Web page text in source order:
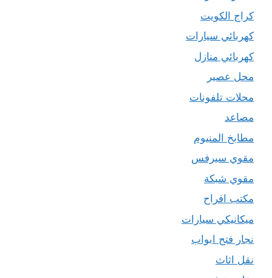
كراج الكويت
كهربائي سيارات
كهربائي منازل
محل عصير
محلات تلفونات
مصاعد
مطابخ المنيوم
مقوي سيرفس
مقوي شبكة
مكتب افراح
ميكانيكي سيارات
نجار فتح ابواب
نقل اثاث